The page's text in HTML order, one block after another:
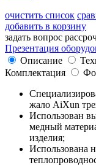
очистить список
добавить в корзину
задать вопрос
Презентация
Описание
Комплектация
жало AiXun
Использован
медный
изделия;
Использована